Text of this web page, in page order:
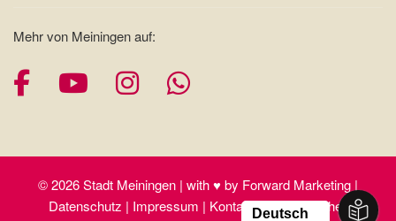
Mehr von Meiningen auf:
FacebookYouTube
InstagramWhatsapp
© 2026 Stadt Meiningen | with ♥ by Forward Marketing |
Datenschutz | Impressum | Kontakt | Barrierefreiheit